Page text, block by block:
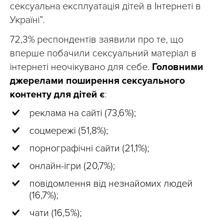
сексуальна експлуатація дітей в Інтернеті в
Україні”.
72,3% респондентів заявили про те, що
вперше побачили сексуальний матеріал в
інтернеті неочікувано для себе. Головними
джерелами поширення сексуального
контенту для дітей є:
реклама на сайті (73,6%);
соцмережі (51,8%);
порнографічні сайти (21,1%);
онлайн-ігри (20,7%);
повідомлення від незнайомих людей
(16,7%);
чати (16,5%);